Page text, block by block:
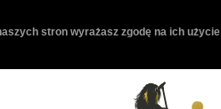
stron wyrażasz zgodę na ich